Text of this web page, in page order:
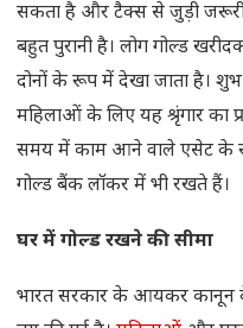
सकता है और टैक्स से जुड़ी जरूरी
बहुत पुरानी है। लोग गोल्ड
दोनों के रूप में देखा जाता है।
महिलाओं के लिए यह श्रृंगार का
समय में काम आने वाले एसेट के
गोल्ड बैंक लॉकर में भी रखते हैं।
घर में गोल्ड रखने की सीमा
भारत सरकार के आयकर कानून